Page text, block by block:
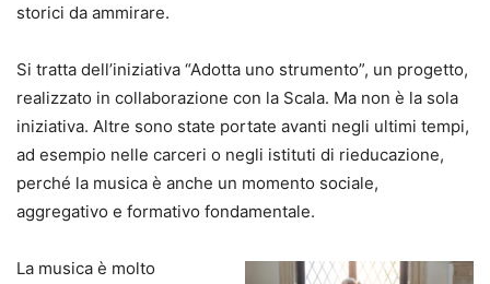
storici da ammirare.
Si tratta dell’iniziativa “Adotta uno strumento”, un progetto,
realizzato in collaborazione con la Scala. Ma non è la sola
iniziativa. Altre sono state portate avanti negli ultimi tempi,
ad esempio nelle carceri o negli istituti di rieducazione,
perché la musica è anche un momento sociale,
aggregativo e formativo fondamentale.
La musica è molto